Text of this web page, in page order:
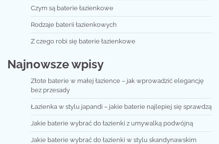
Czym są baterie łazienkowe
Rodzaje baterii łazienkowych
Z czego robi się baterie łazienkowe
Najnowsze wpisy
Złote baterie w małej łazience – jak wprowadzić elegancję
bez przesady
Łazienka w stylu japandi – jakie baterie najlepiej się sprawdzą
Jakie baterie wybrać do łazienki z umywalką podwójną
Jakie baterie wybrać do łazienki w stylu skandynawskim